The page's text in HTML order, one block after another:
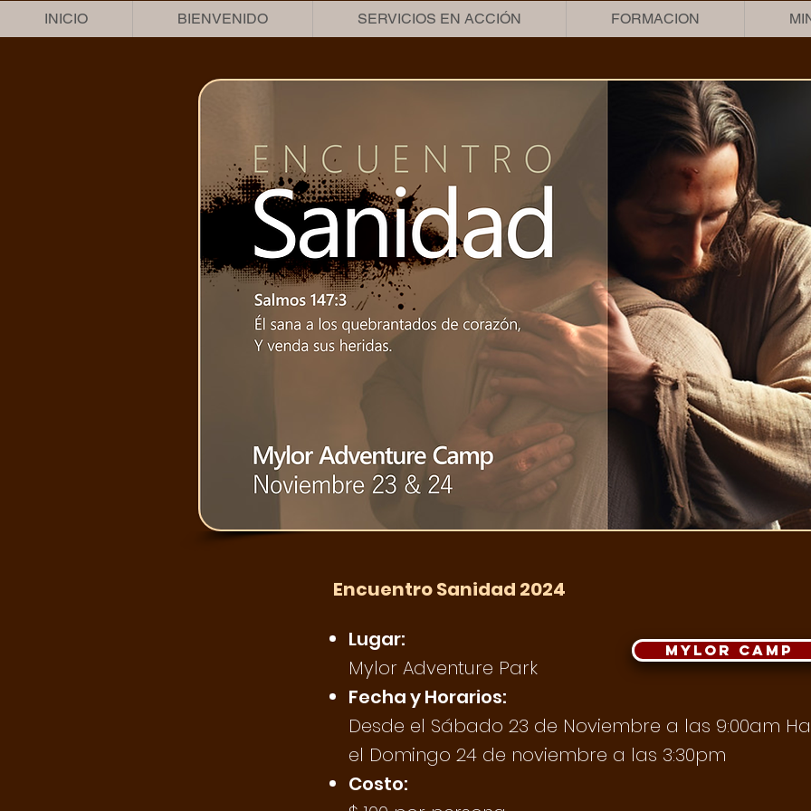
INICIO BIENVENIDO SERVICIOS EN ACCIÓN FORMACION
Encuentro Sanidad 2024
Lugar:
Mylor Adventure Park
Fecha y Horarios:
Desde el Sábado 23 de Noviembre a las 9:00am
el Domingo 24 de noviembre a las 3:30pm
Costo:
MYLOR CAMP